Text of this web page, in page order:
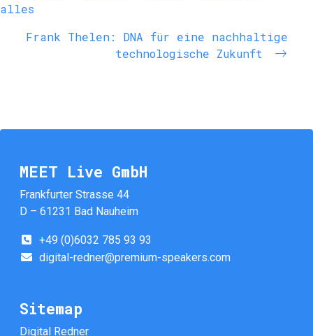
alles
Frank Thelen: DNA für eine nachhaltige
technologische Zukunft
MEET Live GmbH
Frankfurter Strasse 44
D – 61231 Bad Nauheim
+49 (0)6032 785 93 93
digital-redner@premium-speakers.com
Sitemap
Digital Redner